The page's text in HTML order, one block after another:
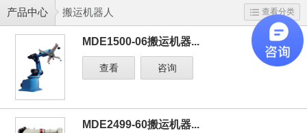
产品中心 搬运机器人 查看分类
MDE1500-06搬运机器...
查看 咨询
MDE2499-60搬运机器...